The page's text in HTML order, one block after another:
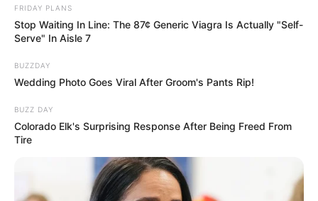
FRIDAY PLANS
Stop Waiting In Line: The 87¢ Generic Viagra Is Actually "Self-
Serve" In Aisle 7
BUZZDAY
Wedding Photo Goes Viral After Groom's Pants Rip!
BUZZ DAY
Colorado Elk's Surprising Response After Being Freed From
Tire